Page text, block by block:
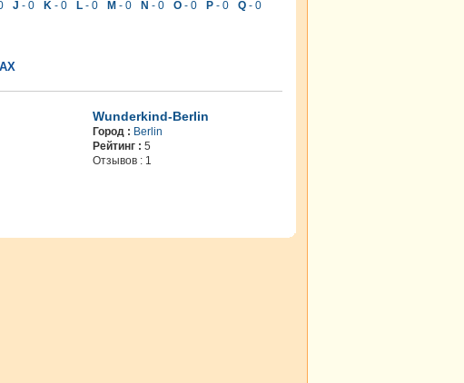
J - 0 K - 0 L - 0 M - 0 N - 0 O - 0 P - 0 Q - 0
Wunderkind-Berlin
Город : Berlin
Рейтинг : 5
Отзывов : 1